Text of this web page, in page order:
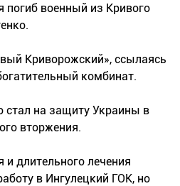
погиб военный из Кривого
Криворожский», ссылаясь
комбинат.
стал на защиту Украины в
вторжения.
и длительного лечения
в Ингулецкий ГОК, но